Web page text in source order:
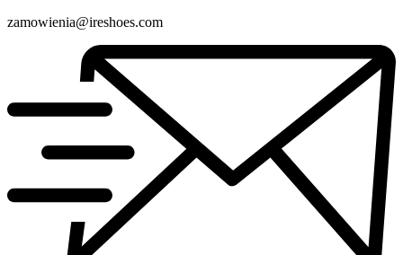
zamowienia@ireshoes.com